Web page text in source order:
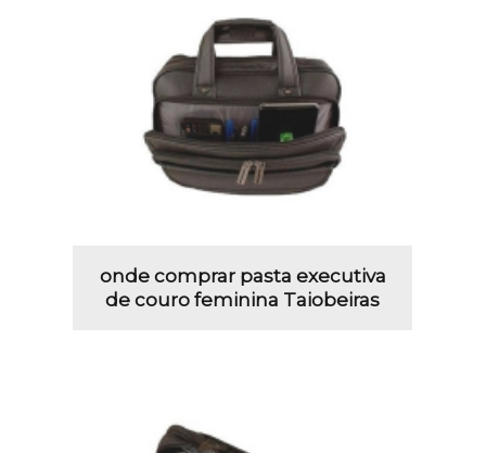
onde comprar pasta executiva
de couro feminina Taiobeiras